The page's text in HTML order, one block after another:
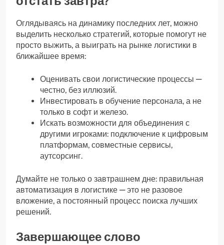
Оглядываясь на динамику последних лет, можно
выделить несколько стратегий, которые помогут не
просто выжить, а выиграть на рынке логистики в
ближайшее время:
Оценивать свои логистические процессы —
честно, без иллюзий.
Инвестировать в обучение персонала, а не
только в софт и железо.
Искать возможности для объединения с
другими игроками: подключение к цифровым
платформам, совместные сервисы,
аутсорсинг.
Думайте не только о завтрашнем дне: правильная
автоматизация в логистике — это не разовое
вложение, а постоянный процесс поиска лучших
решений.
Завершающее слово